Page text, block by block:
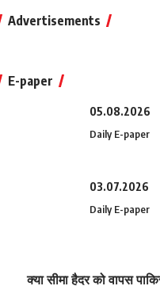
Advertisements
E-paper
05.08.2026
Daily E-paper
03.07.2026
Daily E-paper
क्या सीमा हैदर को वापस